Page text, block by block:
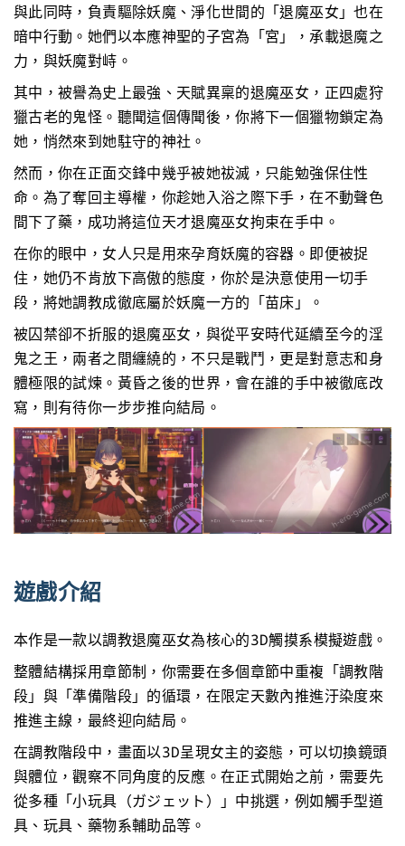
與此同時，負責驅除妖魔、淨化世間的「退魔巫女」也在
暗中行動。她們以本應神聖的子宮為「宮」，承載退魔之
力，與妖魔對峙。
其中，被譽為史上最強、天賦異稟的退魔巫女，正四處狩
獵古老的鬼怪。聽聞這個傳聞後，你將下一個獵物鎖定為
她，悄然來到她駐守的神社。
然而，你在正面交鋒中幾乎被她祓滅，只能勉強保住性
命。為了奪回主導權，你趁她入浴之際下手，在不動聲色
間下了藥，成功將這位天才退魔巫女拘束在手中。
在你的眼中，女人只是用來孕育妖魔的容器。即便被捉
住，她仍不肯放下高傲的態度，你於是決意使用一切手
段，將她調教成徹底屬於妖魔一方的「苗床」。
被囚禁卻不折服的退魔巫女，與從平安時代延續至今的淫
鬼之王，兩者之間纏繞的，不只是戰鬥，更是對意志和身
體極限的試煉。黃昏之後的世界，會在誰的手中被徹底改
寫，則有待你一步步推向結局。
遊戲介紹
本作是一款以調教退魔巫女為核心的3D觸摸系模擬遊戲。
整體結構採用章節制，你需要在多個章節中重複「調教階
段」與「準備階段」的循環，在限定天數內推進汙染度來
推進主線，最終迎向結局。
在調教階段中，畫面以3D呈現女主的姿態，可以切換鏡頭
與體位，觀察不同角度的反應。在正式開始之前，需要先
從多種「小玩具（ガジェット）」中挑選，例如觸手型道
具、玩具、藥物系輔助品等。